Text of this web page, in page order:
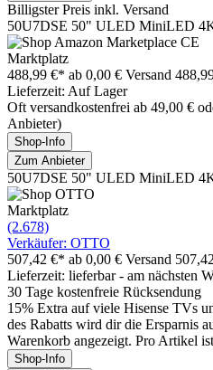
Billigster Preis inkl. Versand
50U7DSE 50" ULED MiniLED
Marktplatz
488,99 €* ab 0,00 € Versand
Lieferzeit: Auf Lager
Oft versandkostenfrei ab 49,00 €
Anbieter)
Shop-Info
Zum Anbieter
50U7DSE 50" ULED MiniLED
Marktplatz
(2.678)
Verkäufer: OTTO
507,42 €* ab 0,00 € Versand
Lieferzeit: lieferbar - am nächsten
30 Tage kostenfreie Rücksendung
15% Extra auf viele Hisense TVs
des Rabatts wird dir die Ersparnis
Warenkorb angezeigt. Pro Artikel
Shop-Info